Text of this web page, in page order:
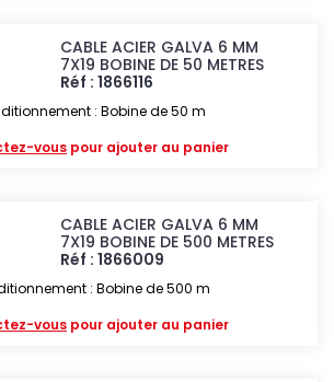
CABLE ACIER GALVA 6 MM
7X19 BOBINE DE 50 METRES
Réf : 1866116
: Bobine de 50 m
vous pour ajouter au panier
CABLE ACIER GALVA 6 MM
7X19 BOBINE DE 500 METRES
Réf : 1866009
: Bobine de 500 m
vous pour ajouter au panier